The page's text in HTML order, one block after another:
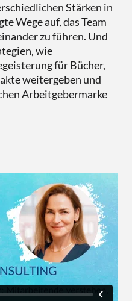
Stärken in
Wege auf, das Team
zu führen. Und
wie
für Bücher,
weitergeben und
Arbeitgebermarke